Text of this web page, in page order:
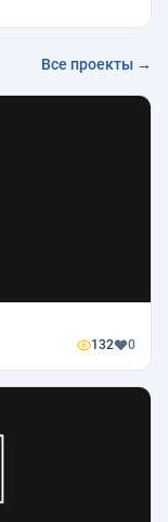
Все проекты →
132 0